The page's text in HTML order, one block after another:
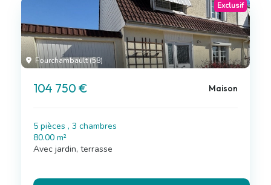
Fourchambault (58)
Exclusif
104 750 € Maison
5 pièces , 3 chambres
80.00 m²
Avec jardin, terrasse